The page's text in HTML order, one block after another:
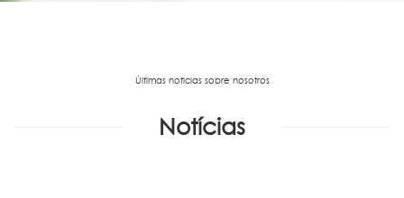
Últimas noticias sobre nosotros
Notícias